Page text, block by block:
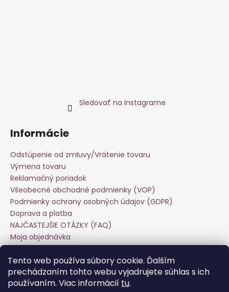
Tento web používa súbory cookie. Ďalším
prechádzaním tohto webu vyjadrujete súhlas s ich
používaním. Viac informácií tu.
Sledovať na Instagrame
Informácie
Odstúpenie od zmluvy/Vrátenie tovaru
Výmena tovaru
Reklamačný poriadok
Všeobecné obchodné podmienky (VOP)
Podmienky ochrany osobných údajov (GDPR)
Doprava a platba
NAJČASTEJŠIE OTÁZKY (FAQ)
Moja objednávka
Veľkoobchod
Hodnotenie obchodu
Kontakt